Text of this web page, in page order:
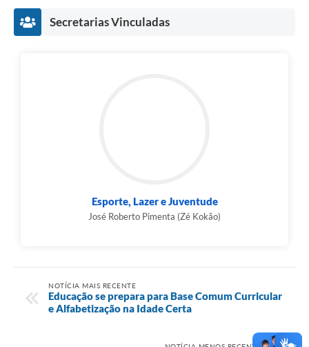
Secretarias Vinculadas
Esporte, Lazer e Juventude
José Roberto Pimenta (Zé Kokão)
NOTÍCIA MAIS RECENTE
Educação se prepara para Base Comum Curricular
e Alfabetização na Idade Certa